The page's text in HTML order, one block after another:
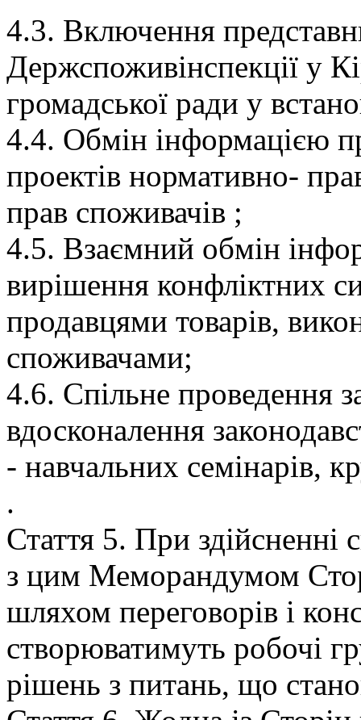
4.3. Включення
Держспоживінспекції у
громадської ради у
4.4. Обмін інформацією
проектів нормативно-
прав споживачів ;
4.5. Взаємний обмін
вирішення конфліктних
продавцями товарів,
споживачами;
4.6. Спільне проведення
вдосконалення
- навчальних семінарів,
.
Стаття 5. При здійсненні
з цим Меморандумом
шляхом переговорів і
створюватимуть робочі
рішень з питань, що